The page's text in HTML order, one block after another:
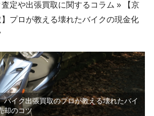
定や出張買取に関するコラム »
【京
プロが教える壊れたバイクの現金化
バイク出張買取のプロが教える壊れたバイ
却のコツ